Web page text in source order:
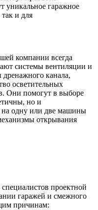
уникальное гаражное
и для
компании всегда
системы вентиляции и
дренажного канала,
осветительных
Они помогут в выборе
но и
на одну или две машины
открывания
проектной
гаражей и смежного
причинам: